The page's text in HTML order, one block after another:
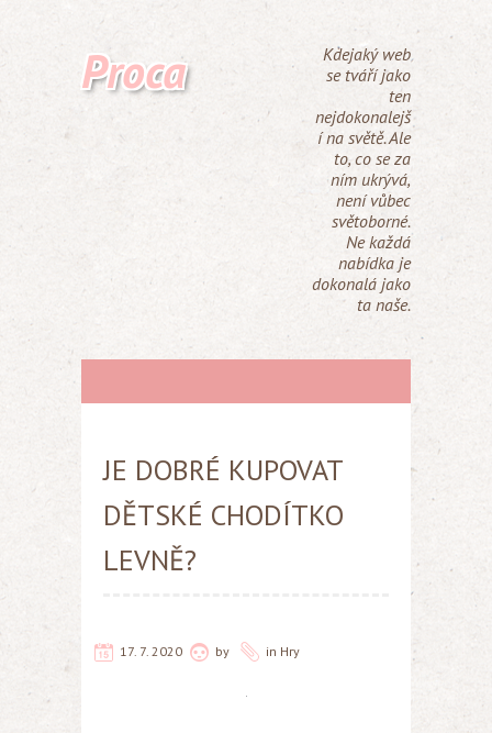
Proca
Kdejaký web
se tváří jako
ten
nejdokonalejš
í na světě. Ale
to, co se za
ním ukrývá,
není vůbec
světoborné.
Ne každá
nabídka je
dokonalá jako
ta naše.
JE DOBRÉ KUPOVAT
DĚTSKÉ CHODÍTKO
LEVNĚ?
17. 7. 2020 by in Hry